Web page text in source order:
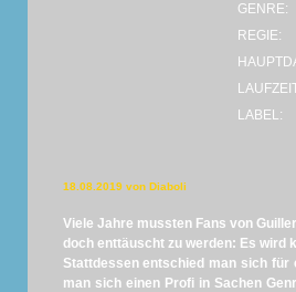
GENRE:
REGIE:
LABEL:
18.08.2019 von Diaboli
Viele Jahre mussten Fans von
doch enttäuscht zu werden: Es wird
Stattdessen entschied man sich
man sich einen Profi in Sachen